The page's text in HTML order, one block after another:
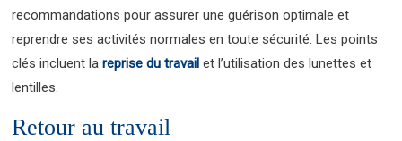
recommandations pour assurer une guérison optimale et
reprendre ses activités normales en toute sécurité. Les points
clés incluent lareprise du travail et l’utilisation des lunettes et
lentilles.
Retour au travail